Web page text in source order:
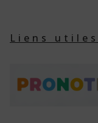
Liens utiles